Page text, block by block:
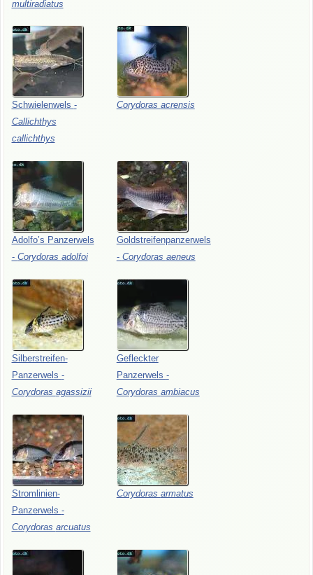
multiradiatus
Schwielenwels -
Callichthys
callichthys
Corydoras acrensis
Adolfo’s Panzerwels
- Corydoras adolfoi
Goldstreifenpanzerwels
- Corydoras aeneus
Silberstreifen-
Panzerwels -
Corydoras agassizii
Gefleckter
Panzerwels -
Corydoras ambiacus
Stromlinien-
Panzerwels -
Corydoras arcuatus
Corydoras armatus